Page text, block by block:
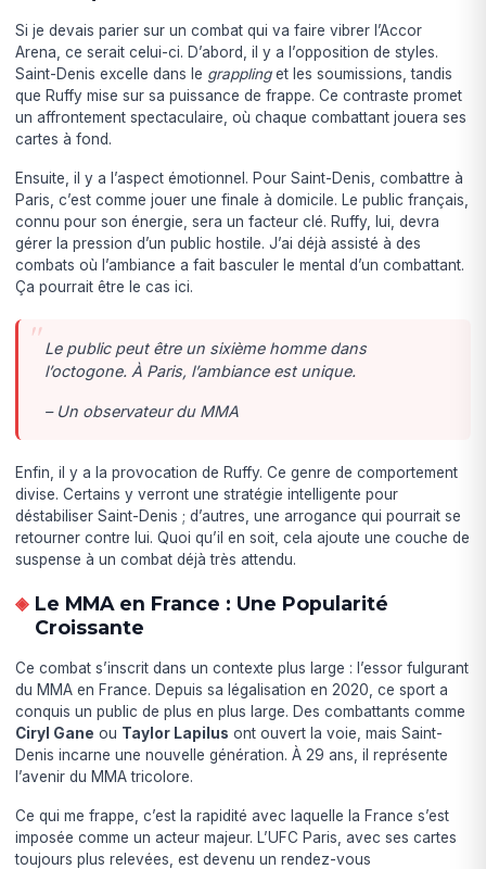
Si je devais parier sur un combat qui va faire vibrer l’Accor
Arena, ce serait celui-ci. D’abord, il y a l’opposition de styles.
Saint-Denis excelle dans le grapplinget les soumissions, tandis
que Ruffy mise sur sa puissance de frappe. Ce contraste promet
un affrontement spectaculaire, où chaque combattant jouera ses
cartes à fond.
Ensuite, il y a l’aspect émotionnel. Pour Saint-Denis, combattre à
Paris, c’est comme jouer une finale à domicile. Le public français,
connu pour son énergie, sera un facteur clé. Ruffy, lui, devra
gérer la pression d’un public hostile. J’ai déjà assisté à des
combats où l’ambiance a fait basculer le mental d’un combattant.
Ça pourrait être le cas ici.
Le public peut être un sixième homme dans
l’octogone. À Paris, l’ambiance est unique.
– Un observateur du MMA
Enfin, il y a la provocation de Ruffy. Ce genre de comportement
divise. Certains y verront une stratégie intelligente pour
déstabiliser Saint-Denis ; d’autres, une arrogance qui pourrait se
retourner contre lui. Quoi qu’il en soit, cela ajoute une couche de
suspense à un combat déjà très attendu.
Le MMA en France : Une Popularité
Croissante
Ce combat s’inscrit dans un contexte plus large : l’essor fulgurant
du MMA en France. Depuis sa légalisation en 2020, ce sport a
conquis un public de plus en plus large. Des combattants comme
Ciryl Gane ou Taylor Lapilus ont ouvert la voie, mais Saint-
Denis incarne une nouvelle génération. À 29 ans, il représente
l’avenir du MMA tricolore.
Ce qui me frappe, c’est la rapidité avec laquelle la France s’est
imposée comme un acteur majeur. L’UFC Paris, avec ses cartes
toujours plus relevées, est devenu un rendez-vous